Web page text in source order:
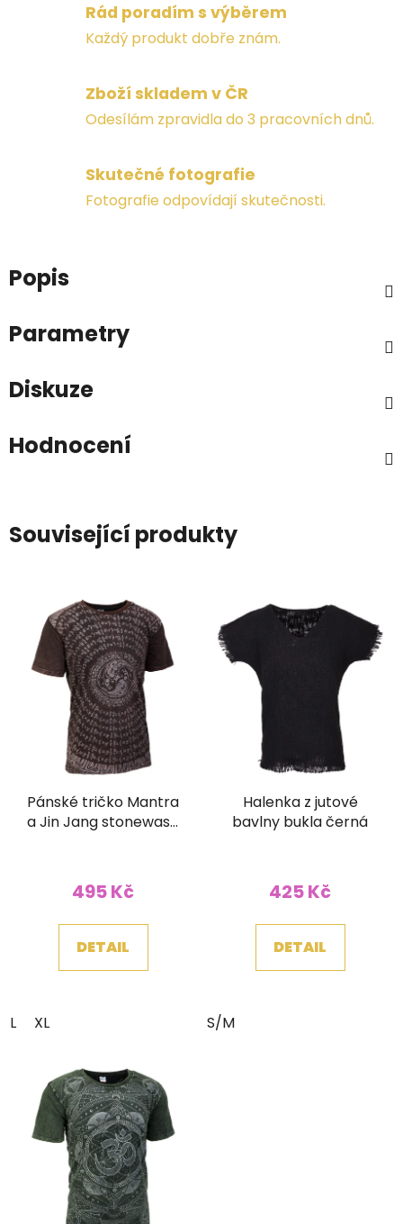
Rád poradím s výběrem
Každý produkt dobře znám.
Zboží skladem v ČR
Odesílám zpravidla do 3 pracovních dnů.
Skutečné fotografie
Fotografie odpovídají skutečnosti.
Popis
Parametry
Diskuze
Hodnocení
Související produkty
Pánské tričko Mantra
a Jin Jang stonewash
495 Kč
DETAIL
L XL
Halenka z jutové
bavlny bukla černá
425 Kč
DETAIL
S/M